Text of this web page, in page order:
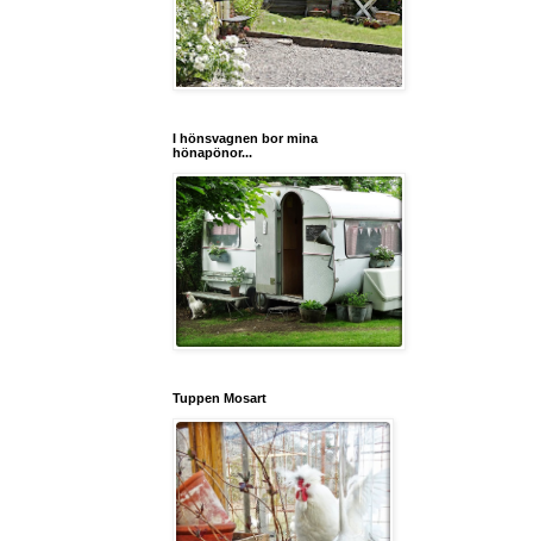
I hönsvagnen bor mina
hönapönor...
Tuppen Mosart